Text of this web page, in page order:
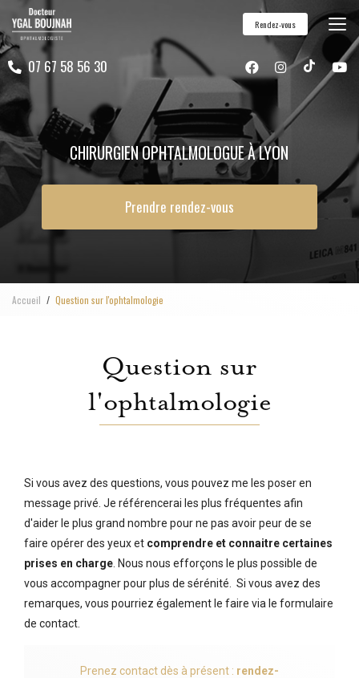
au
contenu
principal07 67 58 56 30
Rendez-vous
CHIRURGIEN OPHTALMOLOGUE À LYON
Prendre rendez-vous
Accueil Question sur l'ophtalmologie
Question sur
l'ophtalmologie
Si vous avez des questions, vous pouvez me les poser en
message privé. Je référencerai les plus fréquentes afin
d'aider le plus grand nombre pour ne pas avoir peur de se
faire opérer des yeux et comprendre et connaitre certaines
prises en charge . Nous nous efforçons le plus possible de
vous accompagner pour plus de sérénité. Si vous avez des
remarques, vous pourriez également le faire via le formulaire
de contact.
Prenez contact dès à présent : rendez-